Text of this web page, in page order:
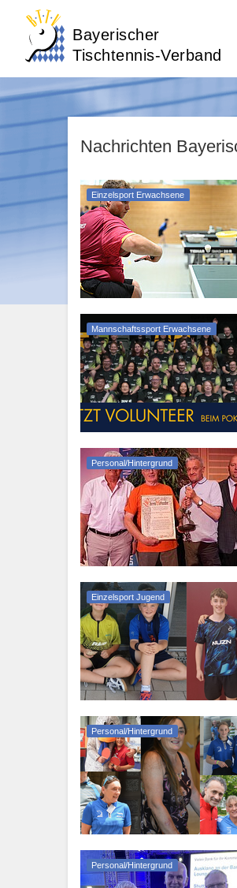
Bayerischer
Tischtennis-Verband
Nachrichten
Einzelsport Erwachsene
Mannschaftssport Erwachsene
Personal/Hintergrund
Einzelsport Jugend
Personal/Hintergrund
Personal/Hintergrund